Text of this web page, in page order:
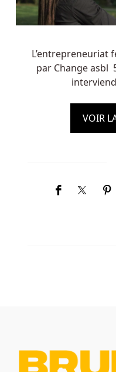
L’entrepreneuriat
par Change asbl
VOIR